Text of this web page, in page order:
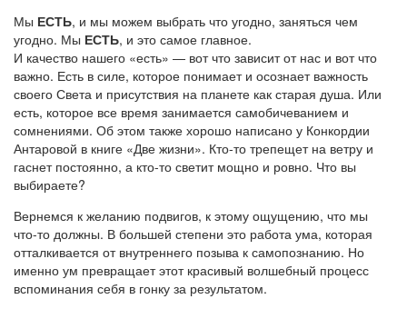
Мы ЕСТЬ, и мы можем выбрать что угодно, заняться чем
угодно. Мы ЕСТЬ, и это самое главное.
И качество нашего «есть» — вот что зависит от нас и вот что
важно. Есть в силе, которое понимает и осознает важность
своего Света и присутствия на планете как старая душа. Или
есть, которое все время занимается самобичеванием и
сомнениями. Об этом также хорошо написано у Конкордии
Антаровой в книге «Две жизни». Кто-то трепещет на ветру и
гаснет постоянно, а кто-то светит мощно и ровно. Что вы
выбираете?
Вернемся к желанию подвигов, к этому ощущению, что мы
что-то должны. В большей степени это работа ума, которая
отталкивается от внутреннего позыва к самопознанию. Но
именно ум превращает этот красивый волшебный процесс
вспоминания себя в гонку за результатом.